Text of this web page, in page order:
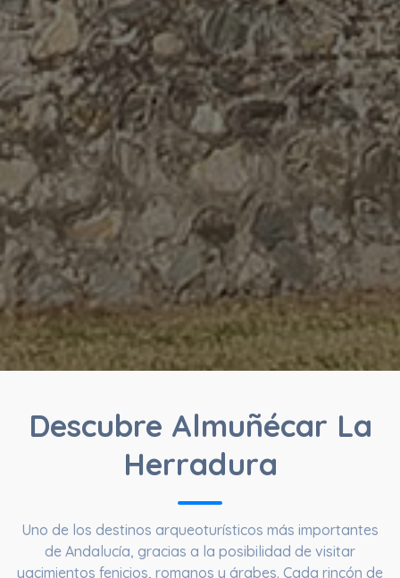
Descubre Almuñécar La
Herradura
Uno de los destinos arqueoturísticos más importantes
de Andalucía, gracias a la posibilidad de visitar
yacimientos fenicios, romanos y árabes. Cada rincón de